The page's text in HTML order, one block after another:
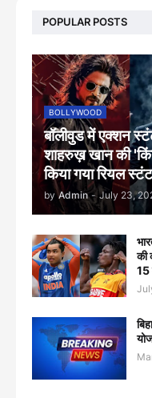
POPULAR POSTS
BOLLYWOOD
बॉलीवुड में एक्शन
शाहरुख़ खान की
किया गया रियल
by Admin - July 23,
की
15